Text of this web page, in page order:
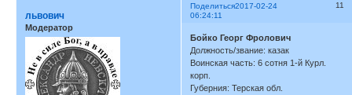
Поделиться 11
2017-02-24
06:24:11
львович
Модератор
Бойко Георг Фролович
Должность/звание: казак
Воинская часть: 6 сотня 1-й Курл.
корп.
Губерния: Терская обл.